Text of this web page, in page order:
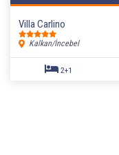
Villa Carlino
Kalkan/İncebel